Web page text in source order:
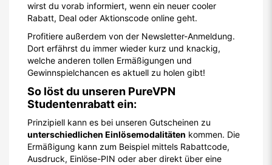
wirst du vorab informiert, wenn ein neuer cooler
Rabatt, Deal oder Aktionscode online geht.
Profitiere außerdem von der Newsletter-Anmeldung.
Dort erfährst du immer wieder kurz und knackig,
welche anderen tollen Ermäßigungen und
Gewinnspielchancen es aktuell zu holen gibt!
So löst du unseren PureVPN
Studentenrabatt ein:
Prinzipiell kann es bei unseren Gutscheinen zu
unterschiedlichen Einlösemodalitäten kommen. Die
Ermäßigung kann zum Beispiel mittels Rabattcode,
Ausdruck, Einlöse-PIN oder aber direkt über eine